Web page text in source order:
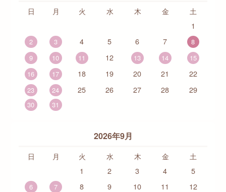
日 月 火 水 木 金
土
1
2 3 4 5 6 7
8
9
10 11 12 13 14
15
16
17 18 19 20 21 22
23 24 25 26 27 28 29
30 31
2026年9月
日 月 火 水 木 金
土
1
2 3 4 5
6 7 8 9 10 11 12